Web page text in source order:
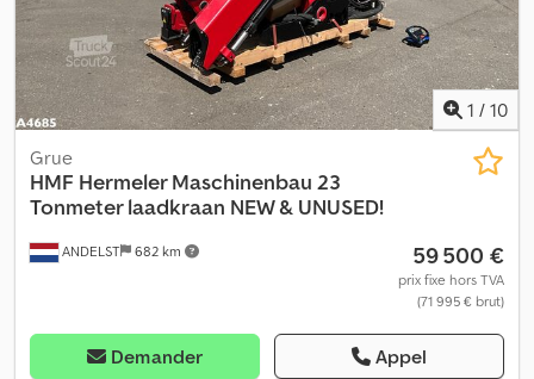
1 / 10
ANDELST 682 km
Grue
HMF Hermeler Maschinenbau 23
Tonmeter laadkraan NEW & UNUSED!
59 500 €
prix fixe hors TVA
(71 995 € brut)
Demander Appel